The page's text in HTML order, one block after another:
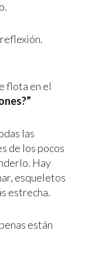
flota en el
las
de los pocos
Hay
esqueletos
estrecha.
están